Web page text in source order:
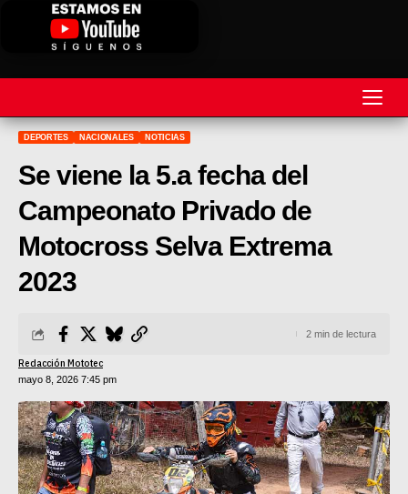
REVISTA
MOTOS
MOTOVELOCIDAD
MINICROSS
HARD ENDURO
SUPERCROSS
CROSS COUNTRY
DEPORTES NACIONALES NOTICIAS
Se viene la 5.a fecha del
Campeonato Privado de
Motocross Selva Extrema
2023
mayo 8, 2026 7:45 pm
Redacción Mototec
2 min de lectura